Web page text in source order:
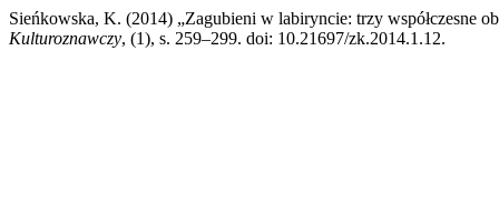
Sieńkowska, K. (2014) „Zagubieni w labiryncie: trzy współczesne
Kulturoznawczy, (1), s. 259–299. doi: 10.21697/zk.2014.1.12.